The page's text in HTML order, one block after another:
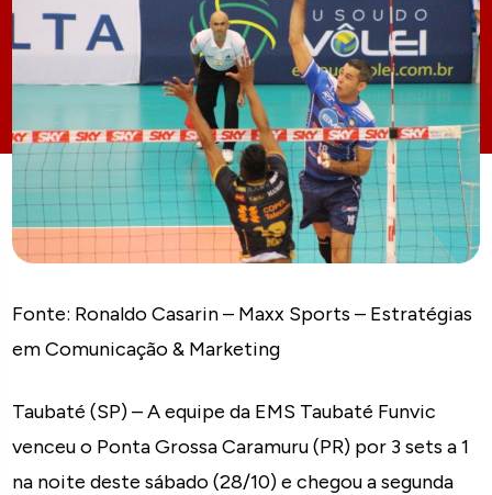
Fonte: Ronaldo Casarin – Maxx Sports – Estratégias
em Comunicação & Marketing
Taubaté (SP) – A equipe da EMS Taubaté Funvic
venceu o Ponta Grossa Caramuru (PR) por 3 sets a 1
na noite deste sábado (28/10) e chegou a segunda